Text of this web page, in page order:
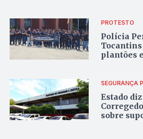
PROTESTO
Polícia
plantões
SEGURANÇA
Estado
sobre